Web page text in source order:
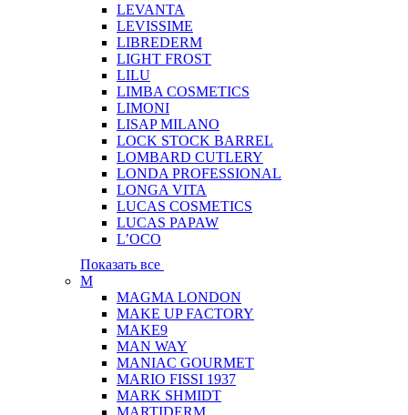
LEVANTA
LEVISSIME
LIBREDERM
LIGHT FROST
LILU
LIMBA COSMETICS
LIMONI
LISAP MILANO
LOCK STOCK BARREL
LOMBARD CUTLERY
LONDA PROFESSIONAL
LONGA VITA
LUCAS COSMETICS
LUCAS PAPAW
L’OCO
Показать все
M
MAGMA LONDON
MAKE UP FACTORY
MAKE9
MAN WAY
MANIAC GOURMET
MARIO FISSI 1937
MARK SHMIDT
MARTIDERM